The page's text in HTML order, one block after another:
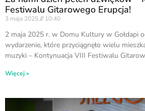
Festiwalu Gitarowego Erupcja!
3 maja 2025 10:40
2 maja 2025 r. w Domu Kultury w Gołdapi
wydarzenie, które przyciągnęło wielu
muzyki – Kontynuacja VIII Festiwalu
Więcej »